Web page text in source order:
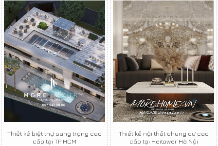
Thiết kế biệt thự sang trọng cao
cấp tại TP HCM
Thiết kế nội thất chung cư cao
cấp tại Heitower Hà Nội